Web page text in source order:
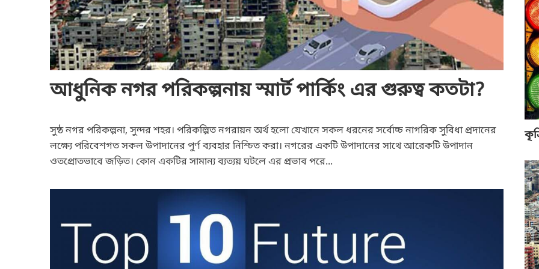
আধুনিক নগর পরিকল্পনায় স্মার্ট পার্কিং এর গুরুত্ব কতটা?
সুষ্ঠ নগর পরিকল্পনা, সুন্দর শহর। পরিকল্পিত নগরায়ন অর্থ হলো যেখানে সকল ধরনের সর্বোচ্চ নাগরিক সুবিধা প্রদানের
লক্ষ্যে পরিবেশগত সকল উপাদানের পুর্ণ ব্যবহার নিশ্চিত করা। নগরের একটি উপাদানের সাথে আরেকটি উপাদান
ওতপ্রোতভাবে জড়িত। কোন একটির সামান্য ব্যত্যয় ঘটলে এর প্রভাব পরে...